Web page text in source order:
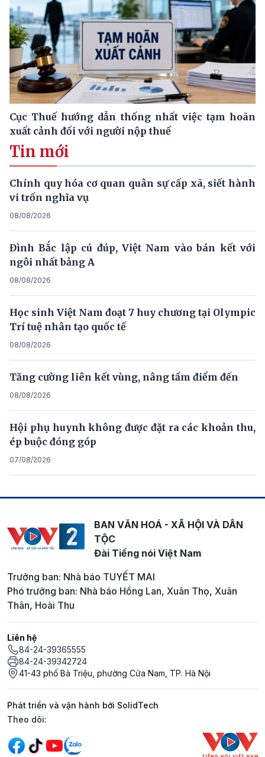
Cục Thuế hướng dẫn thống nhất việc tạm hoãn
xuất cảnh đối với người nộp thuế
Tin mới
Chính quy hóa cơ quan quân sự cấp xã, siết hành
vi trốn nghĩa vụ
08/08/2026
Đình Bắc lập cú đúp, Việt Nam vào bán kết với
ngôi nhất bảng A
08/08/2026
Học sinh Việt Nam đoạt 7 huy chương tại Olympic
Trí tuệ nhân tạo quốc tế
08/08/2026
Tăng cường liên kết vùng, nâng tầm điểm đến
08/08/2026
Hội phụ huynh không được đặt ra các khoản thu,
ép buộc đóng góp
07/08/2026
BAN VĂN HOÁ - XÃ HỘI VÀ DÂN
TỘC
Đài Tiếng nói Việt Nam
Trưởng ban: Nhà báo TUYẾT MAI
Phó trưởng ban: Nhà báo Hồng Lan, Xuân Thọ, Xuân
Thân, Hoài Thu
Liên hệ
84-24-39365555
84-24-39342724
41-43 phố Bà Triệu, phường Cửa Nam, TP. Hà Nội
Phát triển và vận hành bởi SolidTech
Mạng xã hội
Theo dõi: